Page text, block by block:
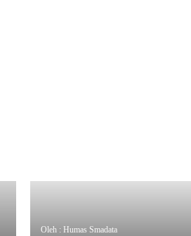
Oleh : Humas Smadata